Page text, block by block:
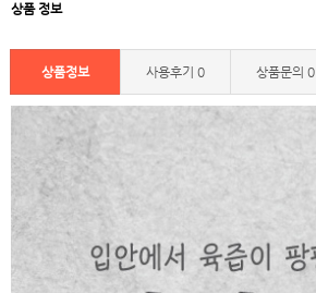
상품 정보
상품정보 사용후기 0 상품문의 0